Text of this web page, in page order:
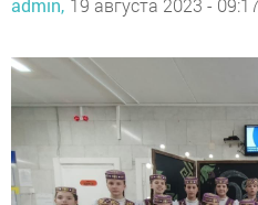
admin, 19 августа 2023 - 09:17